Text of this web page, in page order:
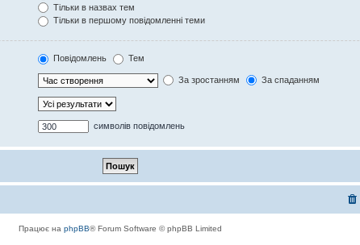
Тільки в назвах тем
Тільки в першому повідомленні теми
Повідомлень Тем
За зростанням За спаданням
символів повідомлень
Працює на phpBB® Forum Software © phpBB Limited